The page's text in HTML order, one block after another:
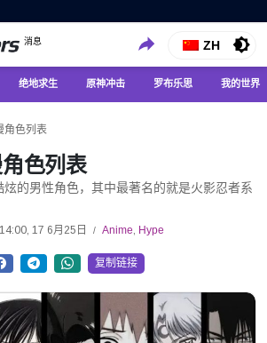
VC游戏新闻
消息
仅在 VCGamers 获取最新的游戏新闻
ZH
绝地求生 原神冲击 罗布乐思 我的世界
角色列表
色列表
的男性角色，其中最著名的就是火影忍者系
14:00, 17 6月25日 / Anime, Hype
复制链接